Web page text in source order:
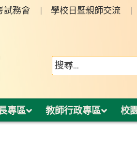
試務會 學校日暨親師交流
專區 教師行政專區 校